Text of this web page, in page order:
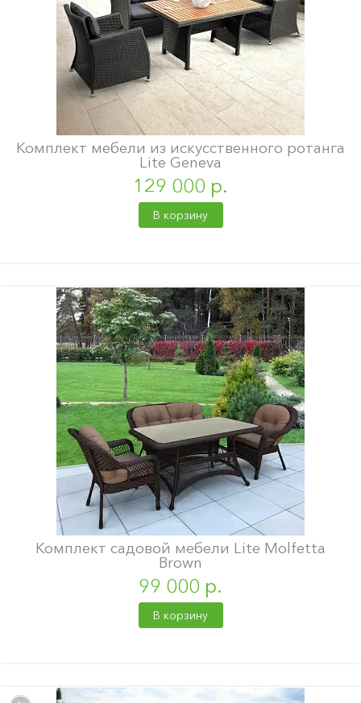
Комплект мебели из искусственного ротанга
Lite Geneva
129 000 р.
В корзину
Комплект садовой мебели Lite Molfetta
Brown
99 000 р.
В корзину